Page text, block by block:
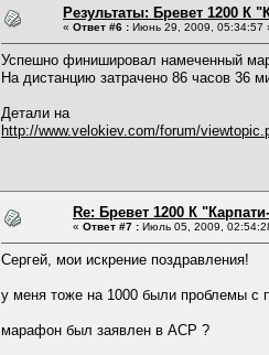
Результаты: Бревет 1200 К
« Ответ #6 : Июнь 29, 2009, 05:34:57
Успешно финишировал намеченный
На дистанцию затрачено 86 часов 36
Детали на
http://www.velokiev.com/forum/
Re: Бревет 1200 К
« Ответ #7 : Июль 05, 2009,
Сергей, мои искрение поздравления!
у меня тоже на 1000 были проблемы с
марафон был заявлен в АСР ?